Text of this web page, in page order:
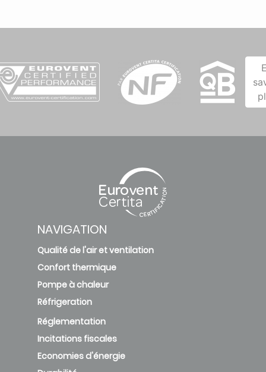
NAVIGATION
Qualité de l'air et ventilation
Confort thermique
Pompe à chaleur
Réfrigeration
Réglementation
Incitations fiscales
Economies d'énergie